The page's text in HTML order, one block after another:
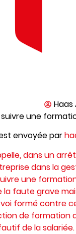
suivre une
envoyée par
dans un
dans la
une
la faute grave
formé contre
de formation
de la salariée.